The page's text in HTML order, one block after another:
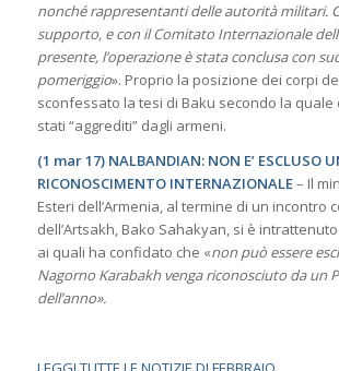
nonché rappresentanti delle autorità militari.
supporto, e con il Comitato Internazionale
presente, l’operazione è stata conclusa con
pomeriggio». Proprio la posizione dei corpi
sconfessato la tesi di Baku secondo la
stati “aggrediti” dagli armeni.
(1 mar 17) NALBANDIAN: NON E’ ESCLUSO
RICONOSCIMENTO INTERNAZIONALE– Il
Esteri dell’Armenia, al termine di un incontro
dell’Artsakh, Bako Sahakyan, si è
ai quali ha confidato che «non può essere
Nagorno Karabakh venga riconosciuto da un
dell’anno».